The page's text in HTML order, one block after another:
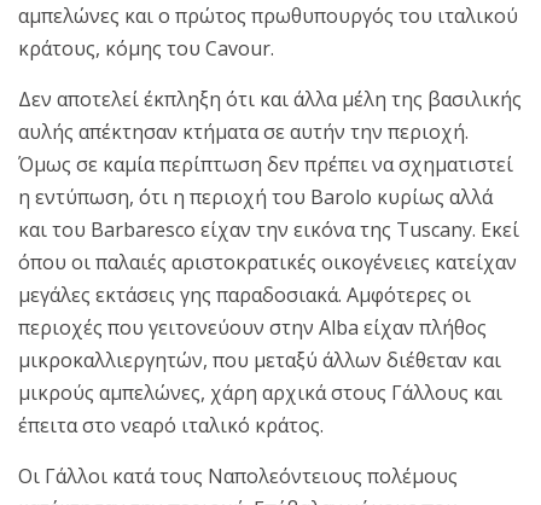
αμπελώνες και ο πρώτος πρωθυπουργός του ιταλικού
κράτους, κόμης του Cavour.
Δεν αποτελεί έκπληξη ότι και άλλα μέλη της βασιλικής
αυλής απέκτησαν κτήματα σε αυτήν την περιοχή.
Όμως σε καμία περίπτωση δεν πρέπει να σχηματιστεί
η εντύπωση, ότι η περιοχή του Barolo κυρίως αλλά
και του Barbaresco είχαν την εικόνα της Tuscany. Εκεί
όπου οι παλαιές αριστοκρατικές οικογένειες κατείχαν
μεγάλες εκτάσεις γης παραδοσιακά. Αμφότερες οι
περιοχές που γειτονεύουν στην Alba είχαν πλήθος
μικροκαλλιεργητών, που μεταξύ άλλων διέθεταν και
μικρούς αμπελώνες, χάρη αρχικά στους Γάλλους και
έπειτα στο νεαρό ιταλικό κράτος.
Οι Γάλλοι κατά τους Ναπολεόντειους πολέμους